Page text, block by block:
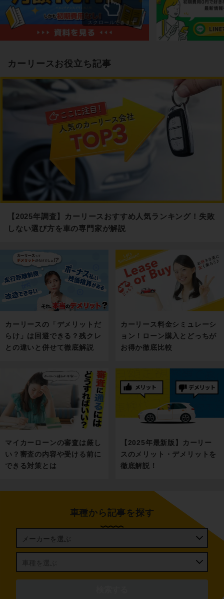
スクロールできます
カーリースお役立ち記事
【2025年調査】カーリースおすすめ人気ランキング！失敗
しない選び方を車の専門家が解説
カーリースの「デメリットだ
らけ」は回避できる？残クレ
との違いと併せて徹底解説
カーリース料金シミュレーシ
ョン！ローン購入とどっちが
お得か徹底比較
マイカーローンの審査は厳し
い？審査の内容や受ける前に
できる対策とは
【2025年最新版】カーリー
スのメリット・デメリットを
徹底解説！
車種から記事を探す